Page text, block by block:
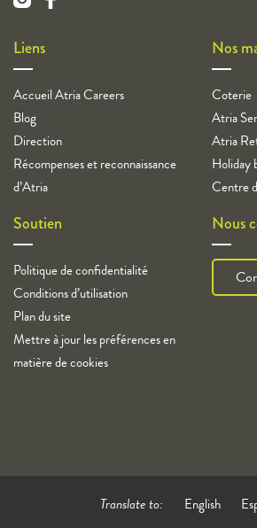
Liens
Accueil Atria Careers
Blog
Direction
Récompenses et reconnaissance
d’Atria
Nos
Coterie
Atria
Atria
Holiday
Centre
Soutien
Politique de confidentialité
Conditions d’utilisation
Plan du site
Mettre à jour les préférences en
matière de cookies
Nous
Translate to: English